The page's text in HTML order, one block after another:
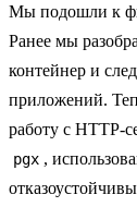
Мы подошли к
Ранее мы
контейнер и
приложений.
работу с HTTP-
pgx ,